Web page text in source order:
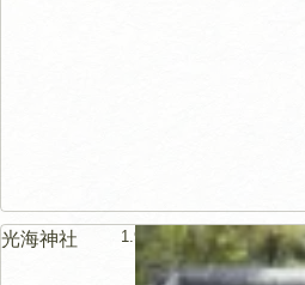
光海神社 1.9km